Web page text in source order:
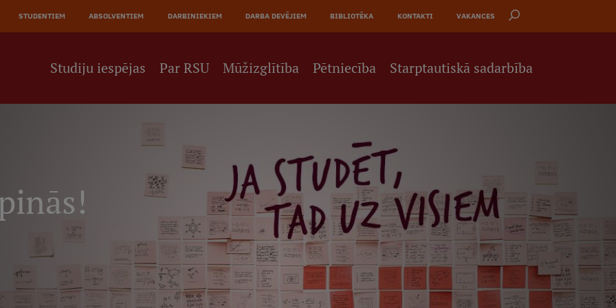
STUDENTIEM ABSOLVENTIEM DARBINIEKIEM DARBA DEVĒJIEM BIBLIOTĒKA KONTAKTI VAKANCES
Studiju iespējas Par RSU Mūžizglītība Pētniecība Starptautiskā sadarbība